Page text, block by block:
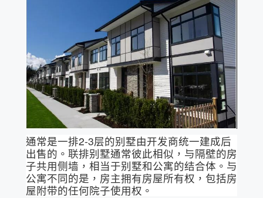
通常是一排2-3层的别墅由开发商统一建成后
出售的。联排别墅通常彼此相似，与隔壁的房
子共用侧墙，相当于别墅和公寓的结合体。与
公寓不同的是，房主拥有房屋所有权，包括房
屋附带的任何院子使用权。